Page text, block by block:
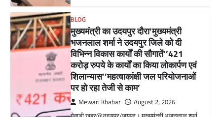
BLOG
मुख्यमंत्री ने उदयपुर में शहरी सेवा शिविर
का किया निरीक्षणसेवा शिविरों के माध्यम से
अंतिम व्यक्ति तक पहुंच रही
सरकारआमजन शिविरों का लें अधिकाधिक
लाभ, लोगों की समस्याओं का हर हाल में हो
समाधान, अधिकारी नहीं
Mewari Khabar June 17, 2026